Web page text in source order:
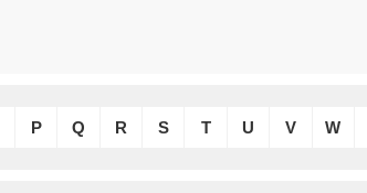
P Q R S T U V W